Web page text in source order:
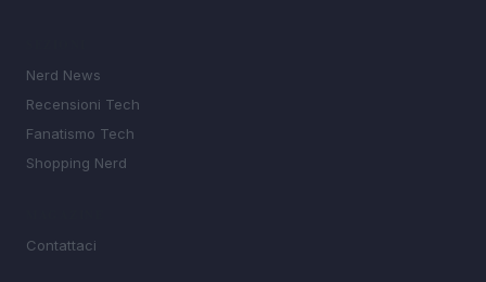
Nerd News
Recensioni Tech
Fanatismo Tech
Shopping Nerd
Contattaci